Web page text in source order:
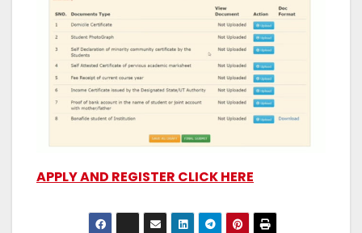
APPLY AND REGISTER CLICK HERE